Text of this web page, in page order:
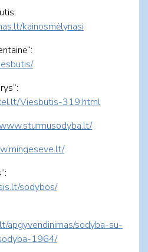
kainosmėlynasi
Viesbutis-319.html
sodybos/
apgyvendinimas/sodyba-su-
1964/